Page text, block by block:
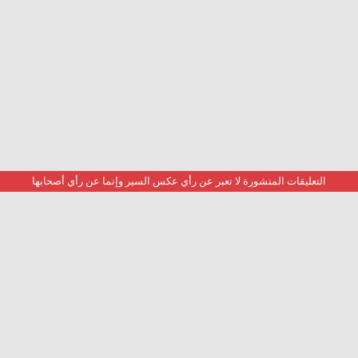
التعليقات المنشورة لا تعبر عن رأي عكس السير وإنما عن رأي أصحابها